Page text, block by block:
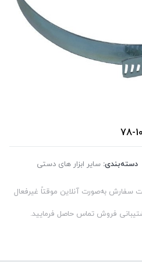
دسته‌بندی: سایر ابزار های دستی
سفارش به‌صورت آنلاین موقتاً غیرفعال
فروش تماس حاصل فرمایید.